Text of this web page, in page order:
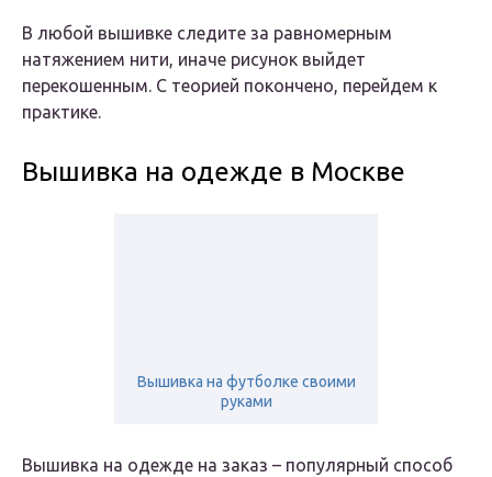
В любой вышивке следите за равномерным
натяжением нити, иначе рисунок выйдет
перекошенным. С теорией покончено, перейдем к
практике.
Вышивка на одежде в Москве
Вышивка на футболке своими
руками
Вышивка на одежде на заказ – популярный способ